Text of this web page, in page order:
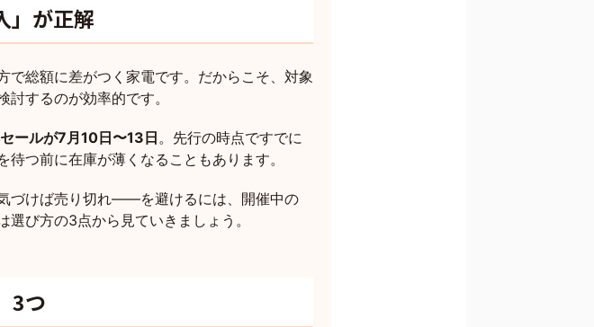
」が正解
で総額に差がつく家電です。だからこそ、対象
するのが効率的です。
ールが7月10日〜13日。先行の時点ですでに
つ前に在庫が薄くなることもあります。
づけば売り切れ——を避けるには、開催中の
び方の3点から見ていきましょう。
3つ